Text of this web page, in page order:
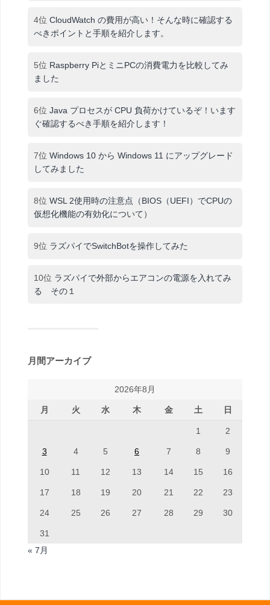
4位 CloudWatch の費用が高い！そんな時に確認する
べきポイントと手順を紹介します。
5位 Raspberry PiとミニPCの消費電力を比較してみ
ました
6位 Java プロセスが CPU 負荷かけているぞ！います
ぐ確認するべき手順を紹介します！
7位 Windows 10 から Windows 11 にアップグレード
してみました
8位 WSL 2使用時の注意点（BIOS（UEFI）でCPUの
仮想化機能の有効化について）
9位 ラズパイでSwitchBotを操作してみた
10位 ラズパイで外部からエアコンの電源を入れてみ
る その１
月間アーカイブ
2026年8月
月 火 水 木 金 土 日
1 2
3 4 5 6 7 8 9
10 11 12 13 14 15 16
17 18 19 20 21 22 23
24 25 26 27 28 29 30
31
« 7月